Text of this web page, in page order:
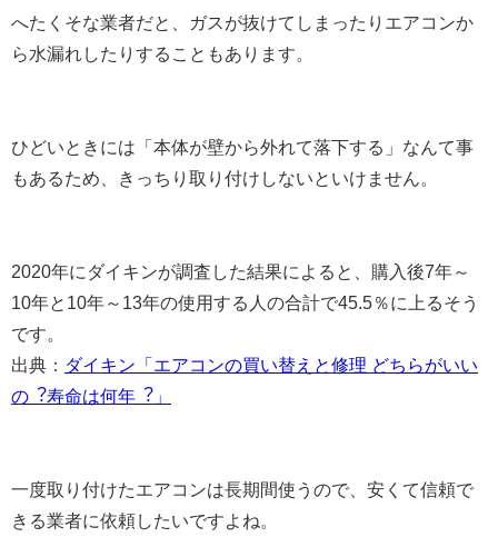
へたくそな業者だと、ガスが抜けてしまったりエアコンか
ら水漏れしたりすることもあります。
ひどいときには「本体が壁から外れて落下する」なんて事
もあるため、きっちり取り付けしないといけません。
2020年にダイキンが調査した結果によると、購入後7年～
10年と10年～13年の使用する人の合計で45.5％に上るそう
です。
出典： ダイキン「エアコンの買い替えと修理 どちらがいい
の︖寿命は何年︖」
一度取り付けたエアコンは長期間使うので、安くて信頼で
きる業者に依頼したいですよね。